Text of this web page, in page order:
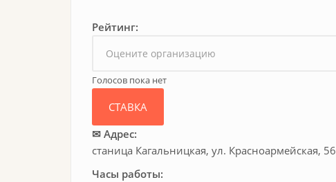
Рейтинг:
Голосов пока нет
✉ Адрес:
станица Кагальницкая, ул. Красноармейская, 56
Часы работы: